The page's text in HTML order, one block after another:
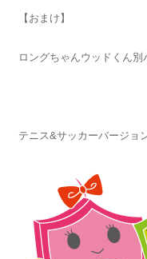
【おまけ】
ロングちゃんウッドくん別
テニス&サッカーバージョ